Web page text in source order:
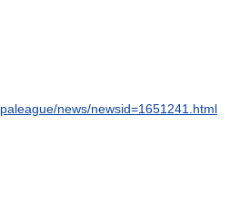
news/newsid=1651241.html